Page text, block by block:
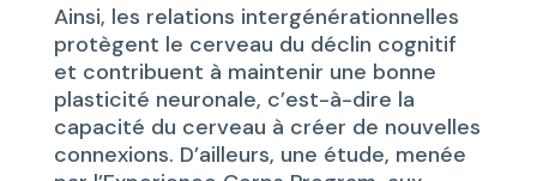
Ainsi, les relations intergénérationnelles
protègent le cerveau du déclin cognitif
et contribuent à maintenir une bonne
plasticité neuronale, c’est-à-dire la
capacité du cerveau à créer de nouvelles
connexions. D’ailleurs, une étude, menée